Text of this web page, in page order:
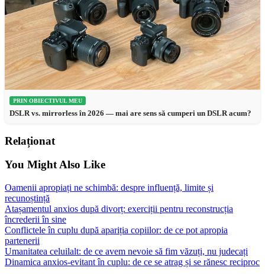
PRIN OBIECTIVUL MEU
DSLR vs. mirrorless în 2026 — mai are sens să cumperi un DSLR acum?
Relaționat
You Might Also Like
Oamenii apropiați ne schimbă: despre influență, limite și
recunoștință
Atașamentul anxios după divorț: exerciții pentru reconstrucția
încrederii în sine
Conflictele în cuplu după apariția copiilor: de ce pot apropia
partenerii
Umanitatea celuilalt: de ce avem nevoie să fim văzuți, nu judecați
Dinamica anxios-evitant în cuplu: de ce se atrag și se rănesc reciproc